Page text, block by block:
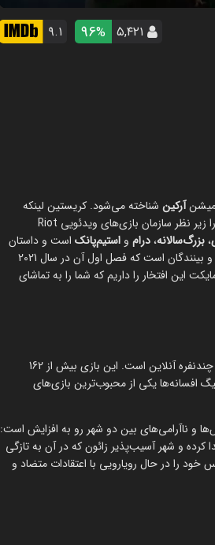
۵,۴۲۱ 96% ۹.۱
آرکین شناخته می‌شود. کریستین لینکه
(Christian Linke) و الکس یی (Alex Yee) خالقان این اثر هستند و استودیو فرانسوی Fortiche آن را زیر نظر سازمان بازی‌های ویدئویی Riot
،بزرگ‌سالانه،درام و استیم‌پانک است و داستان
خود را در دنیای لیگ افسانه‌ها روایت می‌کند. انیمیشن آرکین یک عنوان تحسین‌شده از سوی منتقدین و بینندگان است که فصل اول آن در سال 2021
دارد. در این مقاله از مایکت این افتخار را داریم که شما را به تماشای
بازی ویدئویی لیگ افسانه‌ها، که به اختصار با نام LoL شناخته می‌شود، یک بازی در سبک میدان جنگ چندنفره آنلاین است. این بازی بیش از 162
افسانه‌ها یکی از محبوب‌ترین بازی‌های
و ناآرامی‌های بین دو شهر رو به افزایش است:
کرده و شهر آسیب‌پذیر زائون که در آن به تازگی
را در حال رویارویی با اعتقادات متضاد و